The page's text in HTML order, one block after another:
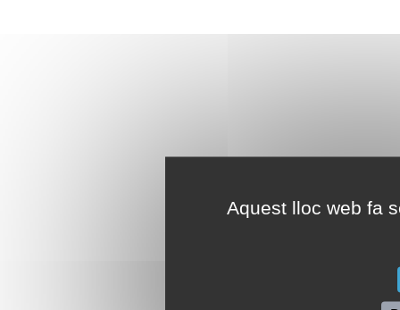
Aquest lloc web fa